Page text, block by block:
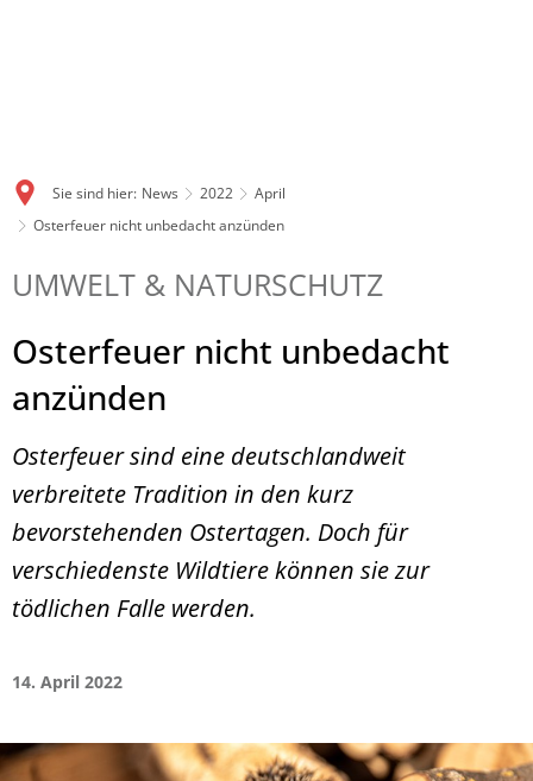
Sie sind hier: News 2022
April
Osterfeuer nicht unbedacht anzünden
UMWELT & NATURSCHUTZ
Osterfeuer nicht unbedacht
anzünden
Osterfeuer sind eine deutschlandweit
verbreitete Tradition in den kurz
bevorstehenden Ostertagen. Doch für
verschiedenste Wildtiere können sie zur
tödlichen Falle werden.
14. April 2022